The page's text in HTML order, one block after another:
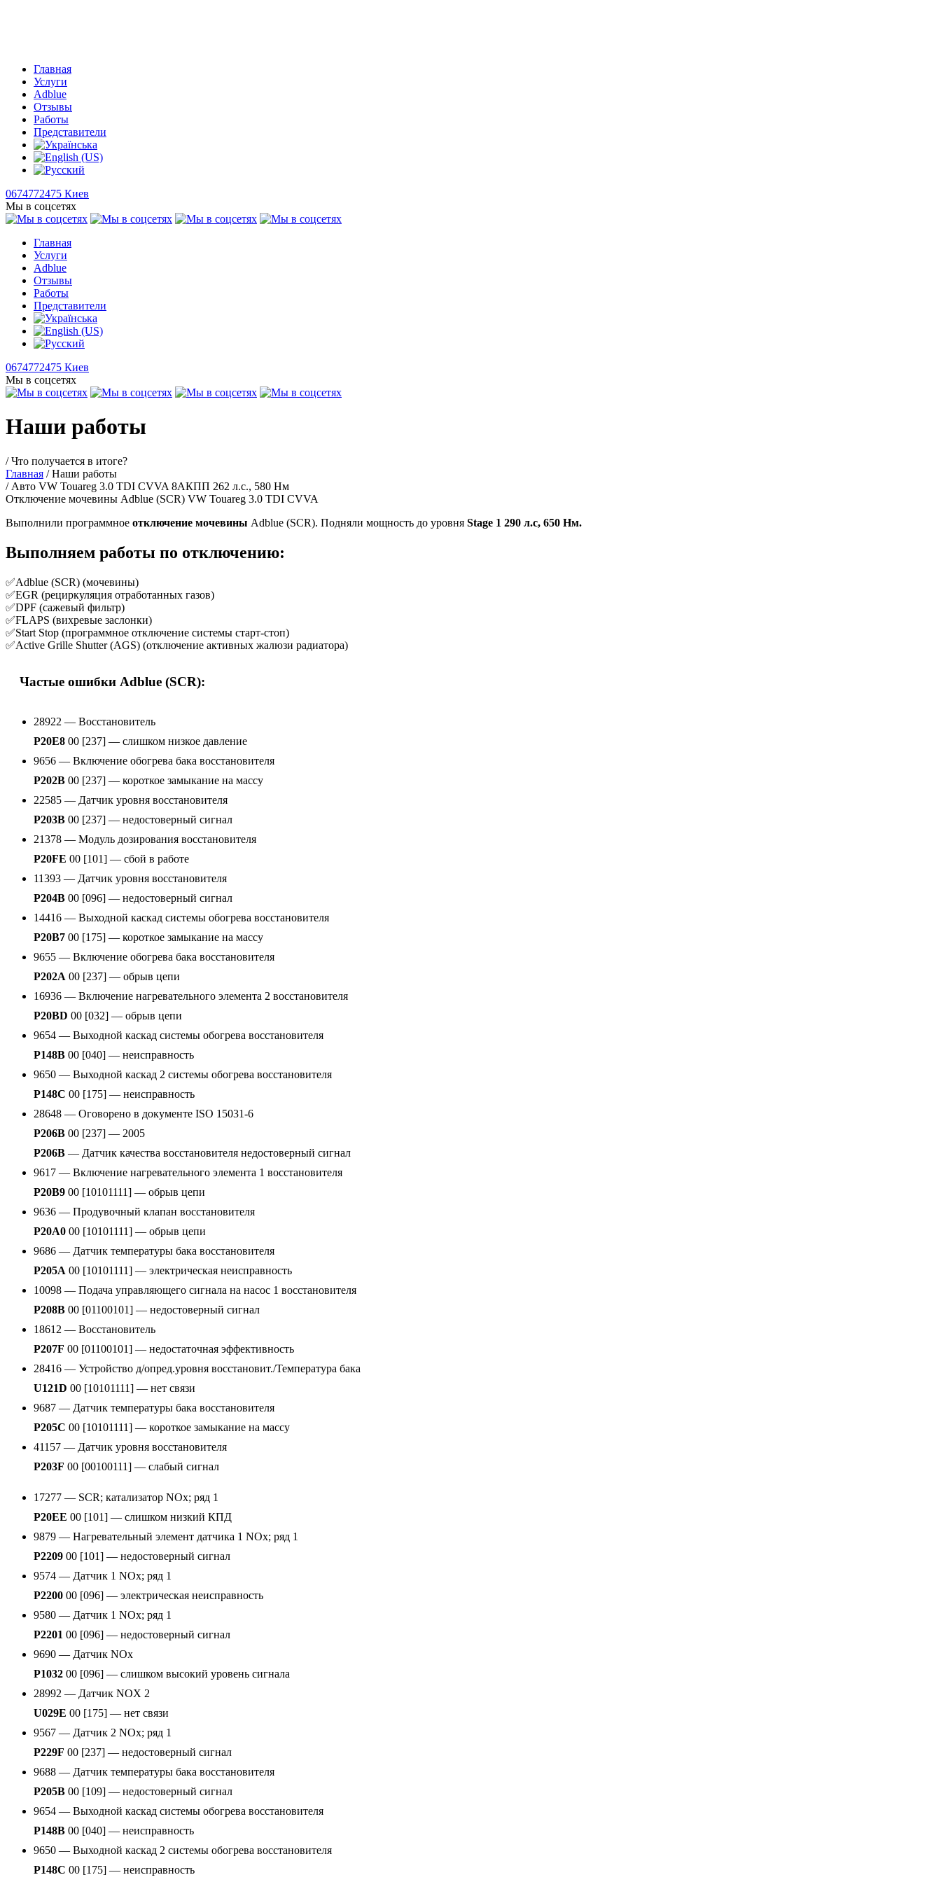
Главная
Услуги
Adblue
Отзывы
Работы
Представители
0674772475 Киев
Мы в соцсетях
Главная
Услуги
Adblue
Отзывы
Работы
Представители
0674772475 Киев
Мы в соцсетях
Наши работы
/ Что получается в итоге?
Главная / Наши работы
/ Авто VW Touareg 3.0 TDI CVVA 8АКПП 262 л.с., 580 Нм
Отключение мочевины Adblue (SCR) VW Touareg 3.0 TDI CVVA
Выполнили программное отключение мочевины Adblue (SCR). Подняли мощность до уровня Stage 1 290 л.с, 650 Нм.
Выполняем работы по отключению:
✅Adblue (SCR) (мочевины)
✅EGR (рециркуляция отработанных газов)
✅DPF (сажевый фильтр)
✅FLAPS (вихревые заслонки)
✅Start Stop (программное отключение системы старт-стоп)
✅Active Grille Shutter (AGS) (отключение активных жалюзи радиатора)
Частые ошибки Adblue (SCR):
28922 — Восстановитель
P20E8 00 [237] — слишком низкое давление
9656 — Включение обогрева бака восстановителя
P202B 00 [237] — короткое замыкание на массу
22585 — Датчик уровня восстановителя
P203B 00 [237] — недостоверный сигнал
21378 — Модуль дозирования восстановителя
P20FE 00 [101] — сбой в работе
11393 — Датчик уровня восстановителя
P204B 00 [096] — недостоверный сигнал
14416 — Выходной каскад системы обогрева восстановителя
P20B7 00 [175] — короткое замыкание на массу
9655 — Включение обогрева бака восстановителя
P202A 00 [237] — обрыв цепи
16936 — Включение нагревательного элемента 2 восстановителя
P20BD 00 [032] — обрыв цепи
9654 — Выходной каскад системы обогрева восстановителя
P148B 00 [040] — неисправность
9650 — Выходной каскад 2 системы обогрева восстановителя
P148C 00 [175] — неисправность
28648 — Оговорено в документе ISO 15031-6
P206B 00 [237] — 2005
P206B — Датчик качества восстановителя недостоверный сигнал
9617 — Включение нагревательного элемента 1 восстановителя
P20B9 00 [10101111] — обрыв цепи
9636 — Продувочный клапан восстановителя
P20A0 00 [10101111] — обрыв цепи
9686 — Датчик температуры бака восстановителя
P205A 00 [10101111] — электрическая неисправность
10098 — Подача управляющего сигнала на насос 1 восстановителя
P208B 00 [01100101] — недостоверный сигнал
18612 — Восстановитель
P207F 00 [01100101] — недостаточная эффективность
28416 — Устройство д/опред.уровня восстановит./Температура бака
U121D 00 [10101111] — нет связи
9687 — Датчик температуры бака восстановителя
P205C 00 [10101111] — короткое замыкание на массу
41157 — Датчик уровня восстановителя
P203F 00 [00100111] — слабый сигнал
17277 — SCR; катализатор NOx; ряд 1
P20EE 00 [101] — слишком низкий КПД
9879 — Нагревательный элемент датчика 1 NOx; ряд 1
P2209 00 [101] — недостоверный сигнал
9574 — Датчик 1 NOx; ряд 1
P2200 00 [096] — электрическая неисправность
9580 — Датчик 1 NOx; ряд 1
P2201 00 [096] — недостоверный сигнал
9690 — Датчик NOx
P1032 00 [096] — слишком высокий уровень сигнала
28992 — Датчик NOX 2
U029E 00 [175] — нет связи
9567 — Датчик 2 NOx; ряд 1
P229F 00 [237] — недостоверный сигнал
9688 — Датчик температуры бака восстановителя
P205B 00 [109] — недостоверный сигнал
9654 — Выходной каскад системы обогрева восстановителя
P148B 00 [040] — неисправность
9650 — Выходной каскад 2 системы обогрева восстановителя
P148C 00 [175] — неисправность